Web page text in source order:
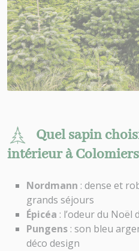
Quel sapin
intérieur à
Nordmann : dense et
grands séjours
Épicéa : l’odeur du Noël
Pungens : son bleu
déco design